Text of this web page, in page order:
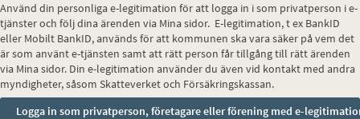
Använd din personliga e-legitimation för att logga in i som privatperson i e-
tjänster och följ dina ärenden via Mina sidor. E-legitimation, t ex BankID
eller Mobilt BankID, används för att kommunen ska vara säker på vem det
är som använt e-tjänsten samt att rätt person får tillgång till rätt ärenden
via Mina sidor. Din e-legitimation använder du även vid kontakt med andra
myndigheter, såsom Skatteverket och Försäkringskassan.